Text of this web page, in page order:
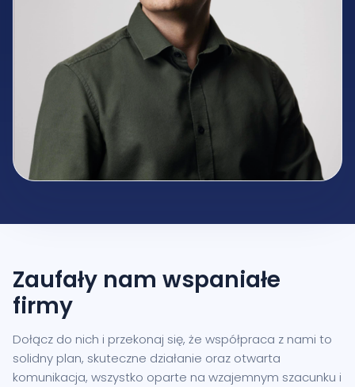
Zaufały nam wspaniałe
firmy
Dołącz do nich i przekonaj się, że współpraca z nami to
solidny plan, skuteczne działanie oraz otwarta
komunikacja, wszystko oparte na wzajemnym szacunku i